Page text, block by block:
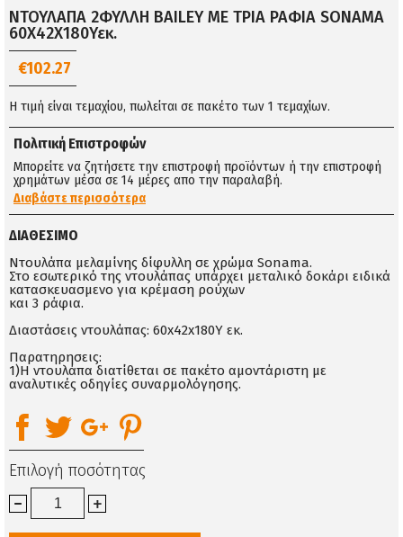
ΝΤΟΥΛΑΠΑ 2ΦΥΛΛΗ BAILEY ΜΕ ΤΡΙΑ ΡΑΦΙΑ SONAMA
60Χ42Χ180Υεκ.
€102.27
Η τιμή είναι τεμαχίου, πωλείται σε πακέτο των 1 τεμαχίων.
Πολιτική Επιστροφών
Μπορείτε να ζητήσετε την επιστροφή προϊόντων ή την επιστροφή
χρημάτων μέσα σε 14 μέρες απο την παραλαβή.
Διαβάστε περισσότερα
ΔΙΑΘΈΣΙΜΟ
Ντουλάπα μελαμίνης δίφυλλη σε χρώμα Sonama.
Στο εσωτερικό της ντουλάπας υπάρχει μεταλικό δοκάρι ειδικά
κατασκευασμενο για κρέμαση ρούχων
και 3 ράφια.
Διαστάσεις ντουλάπας: 60x42x180Υ εκ.
Παρατηρησεις:
1)Η ντουλάπα διατίθεται σε πακέτο αμοντάριστη με
αναλυτικές οδηγίες συναρμολόγησης.
Επιλογή ποσότητας